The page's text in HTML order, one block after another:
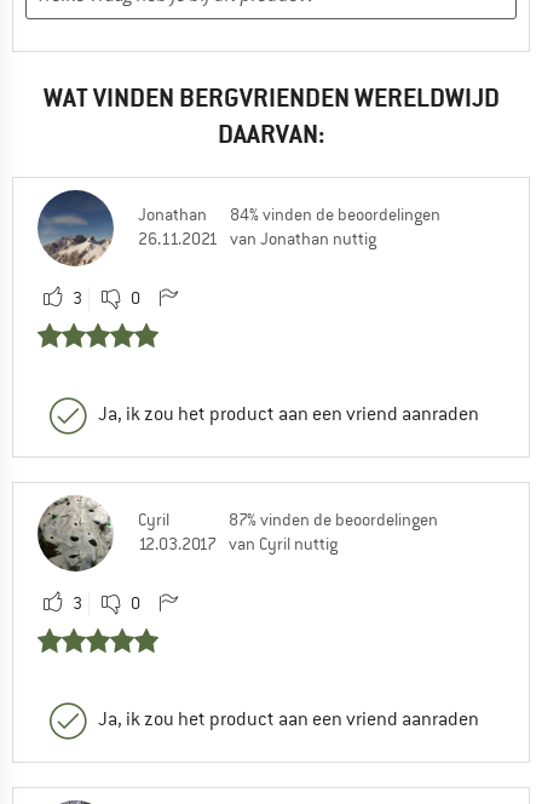
WAT VINDEN BERGVRIENDEN WERELDWIJD
DAARVAN:
Jonathan
26.11.2021
84% vinden de beoordelingen
van Jonathan nuttig
3 0
Ja, ik zou het product aan een vriend aanraden
Cyril
12.03.2017
87% vinden de beoordelingen
van Cyril nuttig
3 0
Ja, ik zou het product aan een vriend aanraden